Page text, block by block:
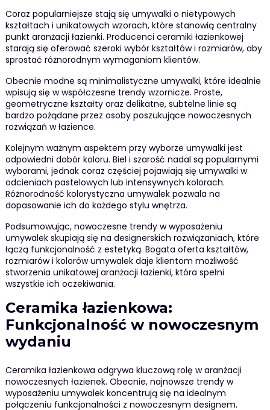
Coraz popularniejsze stają się umywalki o nietypowych
kształtach i unikatowych wzorach, które stanowią centralny
punkt aranżacji łazienki. Producenci ceramiki łazienkowej
starają się oferować szeroki wybór kształtów i rozmiarów, aby
sprostać różnorodnym wymaganiom klientów.
Obecnie modne są minimalistyczne umywalki, które idealnie
wpisują się w współczesne trendy wzornicze. Proste,
geometryczne kształty oraz delikatne, subtelne linie są
bardzo pożądane przez osoby poszukujące nowoczesnych
rozwiązań w łazience.
Kolejnym ważnym aspektem przy wyborze umywalki jest
odpowiedni dobór koloru. Biel i szarość nadal są popularnymi
wyborami, jednak coraz częściej pojawiają się umywalki w
odcieniach pastelowych lub intensywnych kolorach.
Różnorodność kolorystyczna umywalek pozwala na
dopasowanie ich do każdego stylu wnętrza.
Podsumowując, nowoczesne trendy w wyposażeniu
umywalek skupiają się na designerskich rozwiązaniach, które
łączą funkcjonalność z estetyką. Bogata oferta kształtów,
rozmiarów i kolorów umywalek daje klientom możliwość
stworzenia unikatowej aranżacji łazienki, która spełni
wszystkie ich oczekiwania.
Ceramika łazienkowa:
Funkcjonalność w nowoczesnym
wydaniu
Ceramika łazienkowa odgrywa kluczową rolę w aranżacji
nowoczesnych łazienek. Obecnie, najnowsze trendy w
wyposażeniu umywalek koncentrują się na idealnym
połączeniu funkcjonalności z nowoczesnym designem.